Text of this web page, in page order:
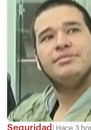
Seguridad Hace 3